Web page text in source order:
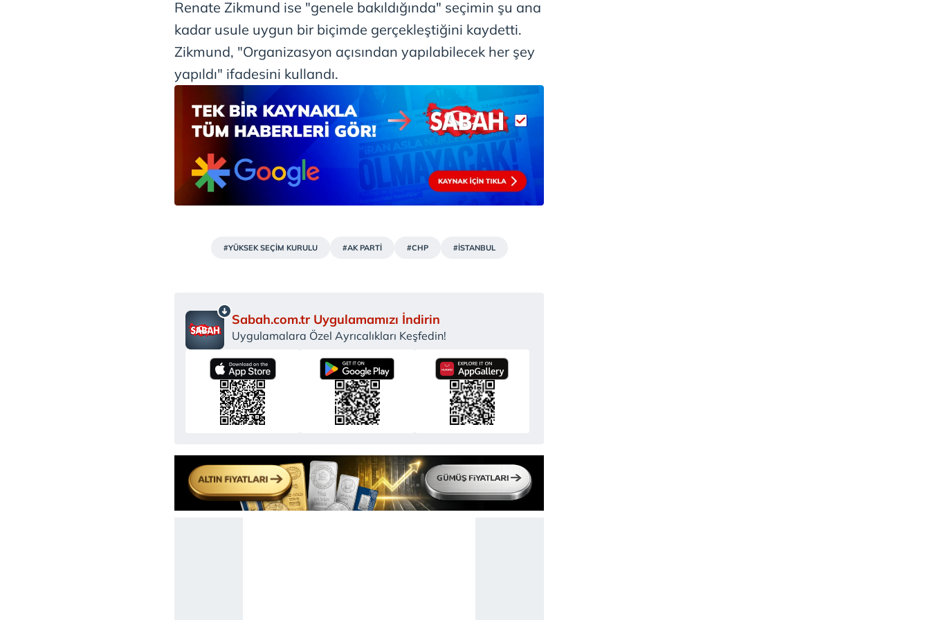
Renate Zikmund ise "genele bakıldığında" seçimin şu ana
kadar usule uygun bir biçimde gerçekleştiğini kaydetti.
Zikmund, "Organizasyon açısından yapılabilecek her şey
yapıldı" ifadesini kullandı.
#YÜKSEK SEÇİM KURULU #AK PARTİ #CHP #İSTANBUL
Sabah.com.tr Uygulamamızı İndirin
Uygulamalara Özel Ayrıcalıkları Keşfedin!